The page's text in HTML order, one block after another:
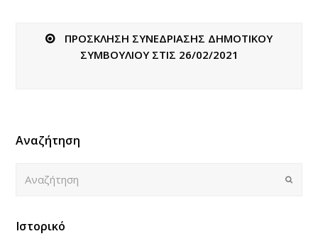
ΠΡΟΣΚΛΗΣΗ ΣΥΝΕΔΡΙΑΣΗΣ ΔΗΜΟΤΙΚΟΥ
ΣΥΜΒΟΥΛΙΟΥ ΣΤΙΣ 26/02/2021
Αναζήτηση
Submit
Ιστορικό